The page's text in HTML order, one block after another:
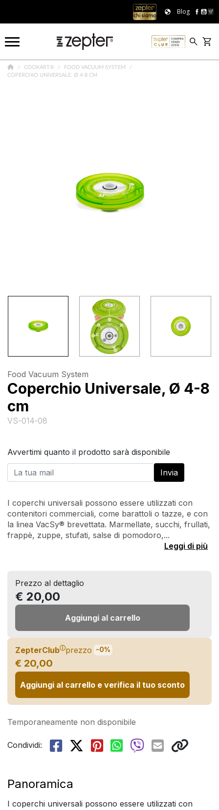
Blog
COOKART®
FOOD VACUUM SYSTEM
COPERCHIO UNIVERSALE, Ø 4-8 CM
Food Vacuum System
Coperchio Universale, Ø 4-8
cm
VS-014-08
Avvertimi quanto il prodotto sarà disponibile
I coperchi universali possono essere utilizzati con
contenitori commerciali, come barattoli o tazze, e con
la linea VacSy® brevettata. Marmellate, succhi, frullati,
frappè, zuppe, stufati, salse di pomodoro,...
Leggi di più
Prezzo al dettaglio
€ 20,00
Aggiungi al carrello
ZepterClubⓘprezzo -0%
€ 20,00
Aggiungi al carrello e verifica il tuo sconto
Temporaneamente non disponibile
Condividi:
Panoramica
I coperchi universali possono essere utilizzati con